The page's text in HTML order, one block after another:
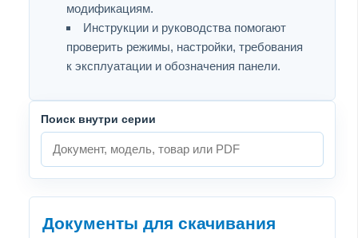
модификациям.
Инструкции и руководства помогают
проверить режимы, настройки, требования
к эксплуатации и обозначения панели.
Поиск внутри серии
Документы для скачивания